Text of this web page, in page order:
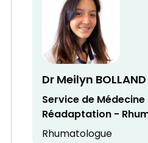
Dr Meilyn BOLLAND
Service de
Réadaptation -
Rhumatologue